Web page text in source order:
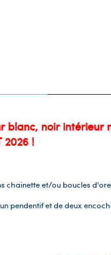
blanc, noir intérieur
2026 !
chainette et/ou boucles
pendentif et de deux